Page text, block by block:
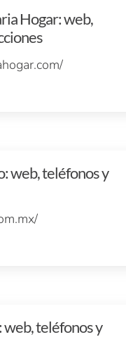
Hogar: web,
web, teléfonos y
web, teléfonos y